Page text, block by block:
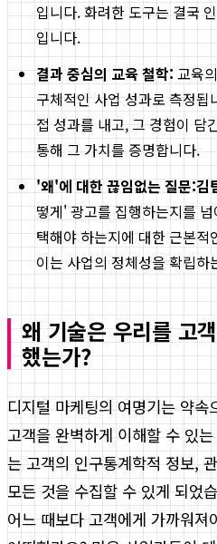
입니다. 화려한 도구는 결국
입니다.
결과 중심의 교육 철학:교육
구체적인 사업 성과로 측정됩
접 성과를 내고, 그 경험이 담
통해 그 가치를 증명합니다.
'왜'에 대한 끊임없는 질문:김
떻게' 광고를 집행하는지를
택해야 하는지에 대한 근본
이는 사업의 정체성을 확립하
왜 기술은 우리를 고
했는가?
디지털 마케팅의 여명기는 약
고객을 완벽하게 이해할 수 있
는 고객의 인구통계학적 정보,
모든 것을 수집할 수 있게 되었
어느 때보다 고객에게 가까워